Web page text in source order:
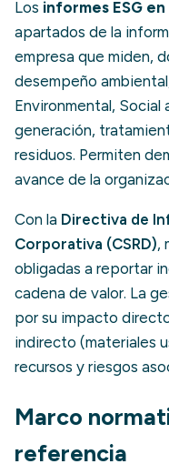
Los informes ESG
apartados de la
empresa que miden,
desempeño
Environmental, Social
generación,
residuos. Permiten
avance de la
Con la Directiva de
Corporativa (CSRD),
obligadas a reportar
cadena de valor. La
por su impacto
indirecto (materiales
recursos y riesgos
Marco
referencia